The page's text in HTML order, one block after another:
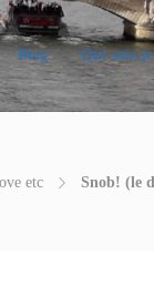
Blog Qui suis-
etc Snob! (le